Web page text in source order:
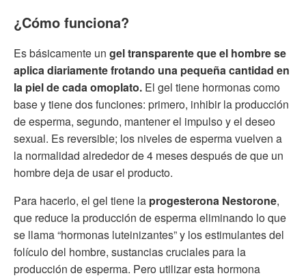
¿Cómo funciona?
Es básicamente un gel transparente que el hombre se
aplica diariamente frotando una pequeña cantidad en
la piel de cada omoplato. El gel tiene hormonas como
base y tiene dos funciones: primero, inhibir la producción
de esperma, segundo, mantener el impulso y el deseo
sexual. Es reversible; los niveles de esperma vuelven a
la normalidad alrededor de 4 meses después de que un
hombre deja de usar el producto.
Para hacerlo, el gel tiene la progesterona Nestorone,
que reduce la producción de esperma eliminando lo que
se llama “hormonas luteinizantes” y los estimulantes del
folículo del hombre, sustancias cruciales para la
producción de esperma. Pero utilizar esta hormona